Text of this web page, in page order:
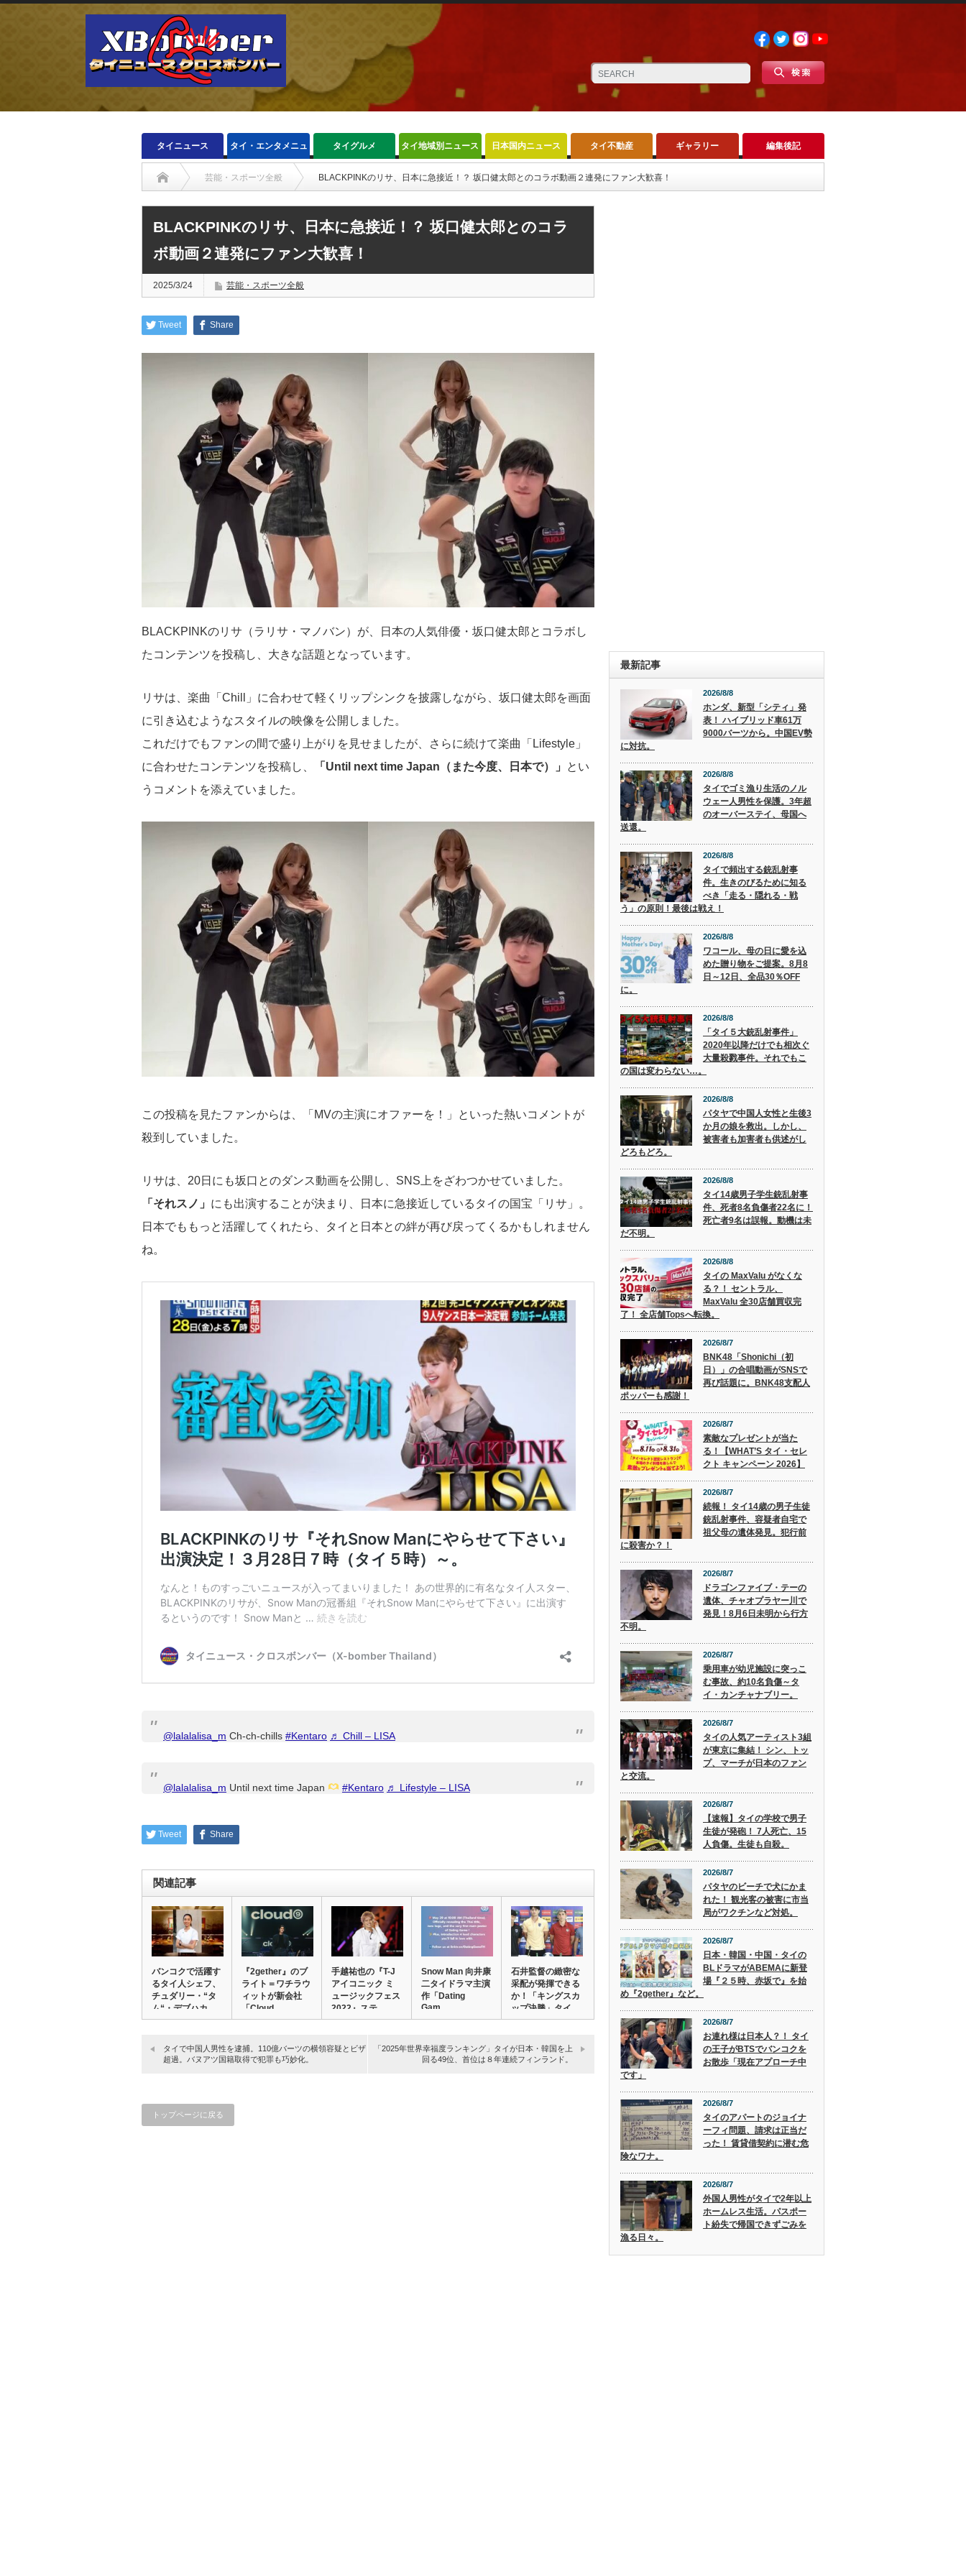
タイニュース タイ・エンタメニュ
ース
タイグルメ タイ地域別ニュース 日本国内ニュース タイ不動産 ギャラリー 編集後記
芸能・スポーツ全般 BLACKPINKのリサ、日本に急接近！？ 坂口健太郎とのコラボ動画２連発にファン大歓喜！
BLACKPINKのリサ、日本に急接近！？ 坂口健太郎とのコラ
ボ動画２連発にファン大歓喜！
2025/3/24 芸能・スポーツ全般
Tweet Share
BLACKPINKのリサ（ラリサ・マノバン）が、日本の人気俳優・坂口健太郎とコラボし
たコンテンツを投稿し、大きな話題となっています。
リサは、楽曲「Chill」に合わせて軽くリップシンクを披露しながら、坂口健太郎を画面
に引き込むようなスタイルの映像を公開しました。
これだけでもファンの間で盛り上がりを見せましたが、さらに続けて楽曲「Lifestyle」
に合わせたコンテンツを投稿し、
「Until next time Japan（また今度、日本で）」
とい
うコメントを添えていました。
この投稿を見たファンからは、「MVの主演にオファーを！」といった熱いコメントが
殺到していました。
リサは、20日にも坂口とのダンス動画を公開し、SNS上をざわつかせていました。
「それスノ」 にも出演することが決まり、日本に急接近しているタイの国宝「リサ」。
日本でももっと活躍してくれたら、タイと日本との絆が再び戻ってくるかもしれません
ね。
@lalalalisa_m Ch-ch-chills #Kentaro ♬ Chill – LISA
@lalalalisa_m Until next time Japan #Kentaro ♬ Lifestyle – LISA
Tweet Share
関連記事
バンコクで活躍す
るタイ人シェフ、
チュダリー・“タ
ム“・デブハカ
ム…
『2gether』のブ
ライト＝ワチラウ
ィットが新会社
「Cloud…
手越祐也の『T-J
アイコニック ミ
ュージックフェス
2022』ステ…
Snow Man 向井康
二タイドラマ主演
作「Dating
Gam…
石井監督の緻密な
采配が発揮できる
か！「キングスカ
ップ決勝」タイ
v…
タイで中国人男性を逮捕。110億バーツの横領容疑とビザ
超過。バヌアツ国籍取得で犯罪も巧妙化。
「2025年世界幸福度ランキング」タイが日本・韓国を上
回る49位、首位は８年連続フィンランド。
トップページに戻る
最新記事
2026/8/8
ホンダ、新型「シティ」発
表！ ハイブリッド車61万
9000バーツから。中国EV勢
に対抗。
2026/8/8
タイでゴミ漁り生活のノル
ウェー人男性を保護。3年超
のオーバーステイ、母国へ
送還。
2026/8/8
タイで頻出する銃乱射事
件。生きのびるために知る
べき「走る・隠れる・戦
う」の原則！最後は戦え！
2026/8/8
ワコール、母の日に愛を込
めた贈り物をご提案。8月8
日～12日、全品30％OFF
に。
2026/8/8
「タイ５大銃乱射事件」
2020年以降だけでも相次ぐ
大量殺戮事件。それでもこ
の国は変わらない…。
2026/8/8
パタヤで中国人女性と生後3
か月の娘を救出。しかし、
被害者も加害者も供述がし
どろもどろ。
2026/8/8
タイ14歳男子学生銃乱射事
件、死者8名負傷者22名に！
死亡者9名は誤報。動機は未
だ不明。
2026/8/8
タイの MaxValu がなくな
る？！ セントラル、
MaxValu 全30店舗買収完
了！ 全店舗Topsへ転換。
2026/8/7
BNK48「Shonichi（初
日）」の合唱動画がSNSで
再び話題に。BNK48支配人
ポッパーも感謝！
2026/8/7
素敵なプレゼントが当た
る！【WHAT’S タイ・セレ
クト キャンペーン 2026】
2026/8/7
続報！ タイ14歳の男子生徒
銃乱射事件、容疑者自宅で
祖父母の遺体発見。犯行前
に殺害か？！
2026/8/7
ドラゴンファイブ・テーの
遺体、チャオプラヤー川で
発見！8月6日未明から行方
不明。
2026/8/7
乗用車が幼児施設に突っこ
む事故、約10名負傷～タ
イ・カンチャナブリー。
2026/8/7
タイの人気アーティスト3組
が東京に集結！ シン、トッ
プ、マーチが日本のファン
と交流。
2026/8/7
【速報】タイの学校で男子
生徒が発砲！ 7人死亡、15
人負傷。生徒も自殺。
2026/8/7
パタヤのビーチで犬にかま
れた！ 観光客の被害に市当
局がワクチンなど対処。
2026/8/7
日本・韓国・中国・タイの
BLドラマがABEMAに新登
場『２５時、赤坂で』を始
め『2gether』など。
2026/8/7
お連れ様は日本人？！ タイ
の王子がBTSでバンコクを
お散歩「現在アプローチ中
です」
2026/8/7
タイのアパートのジョイナ
ーフィ問題、請求は正当だ
った！ 賃貸借契約に潜む危
険なワナ。
2026/8/7
外国人男性がタイで2年以上
ホームレス生活。パスポー
ト紛失で帰国できずごみを
漁る日々。